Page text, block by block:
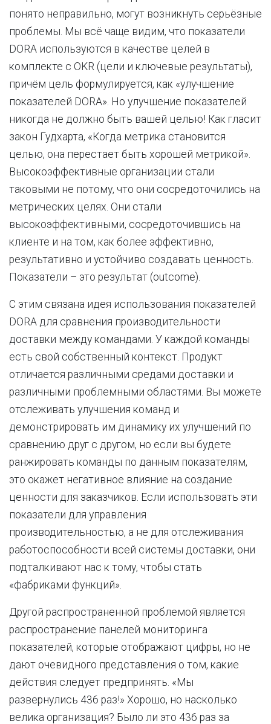
понято неправильно, могут возникнуть серьёзные
проблемы. Мы всё чаще видим, что показатели
DORA используются в качестве целей в
комплекте с OKR (цели и ключевые результаты),
причём цель формулируется, как «улучшение
показателей DORA». Но улучшение показателей
никогда не должно быть вашей целью! Как гласит
закон Гудхарта, «Когда метрика становится
целью, она перестает быть хорошей метрикой».
Высокоэффективные организации стали
таковыми не потому, что они сосредоточились на
метрических целях. Они стали
высокоэффективными, сосредоточившись на
клиенте и на том, как более эффективно,
результативно и устойчиво создавать ценность.
Показатели – это результат (outcome).
С этим связана идея использования показателей
DORA для сравнения производительности
доставки между командами. У каждой команды
есть свой собственный контекст. Продукт
отличается различными средами доставки и
различными проблемными областями. Вы можете
отслеживать улучшения команд и
демонстрировать им динамику их улучшений по
сравнению друг с другом, но если вы будете
ранжировать команды по данным показателям,
это окажет негативное влияние на создание
ценности для заказчиков. Если использовать эти
показатели для управления
производительностью, а не для отслеживания
работоспособности всей системы доставки, они
подталкивают нас к тому, чтобы стать
«фабриками функций».
Другой распространенной проблемой является
распространение панелей мониторинга
показателей, которые отображают цифры, но не
дают очевидного представления о том, какие
действия следует предпринять. «Мы
развернулись 436 раз!» Хорошо, но насколько
велика организация? Было ли это 436 раз за